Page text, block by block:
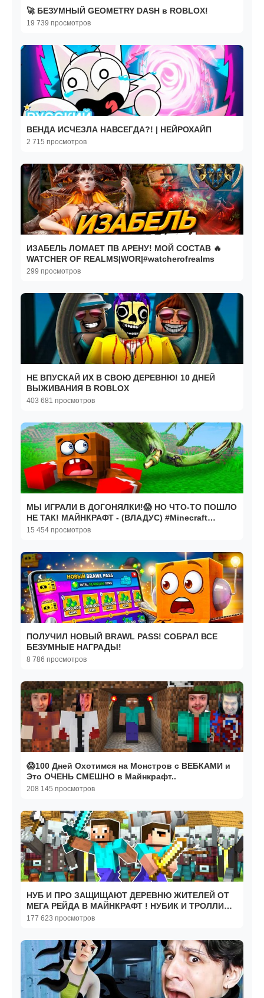
🚀 БЕЗУМНЫЙ GEOMETRY DASH в ROBLOX!
19 739 просмотров
ВЕНДА ИСЧЕЗЛА НАВСЕГДА?! | НЕЙРОХАЙП
2 715 просмотров
ИЗАБЕЛЬ ЛОМАЕТ ПВ АРЕНУ! МОЙ СОСТАВ 🔥
WATCHER OF REALMS|WOR|#watcherofrealms
299 просмотров
НЕ ВПУСКАЙ ИХ В СВОЮ ДЕРЕВНЮ! 10 ДНЕЙ
ВЫЖИВАНИЯ В ROBLOX
403 681 просмотров
МЫ ИГРАЛИ В ДОГОНЯЛКИ!😱 НО ЧТО-ТО ПОШЛО
НЕ ТАК! МАЙНКРАФТ - (ВЛАДУС) #Minecraft
#Майнкрафт
15 454 просмотров
ПОЛУЧИЛ НОВЫЙ BRAWL PASS! СОБРАЛ ВСЕ
БЕЗУМНЫЕ НАГРАДЫ!
8 786 просмотров
😱100 Дней Охотимся на Монстров с ВЕБКАМИ и
Это ОЧЕНЬ СМЕШНО в Майнкрафт..
208 145 просмотров
НУБ И ПРО ЗАЩИЩАЮТ ДЕРЕВНЮ ЖИТЕЛЕЙ ОТ
МЕГА РЕЙДА В МАЙНКРАФТ ! НУБИК И ТРОЛЛИНГ
ЛОВУШКА MINECRAFT
177 623 просмотров